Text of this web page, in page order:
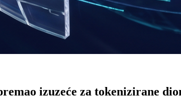
izuzeće za tokenizirane